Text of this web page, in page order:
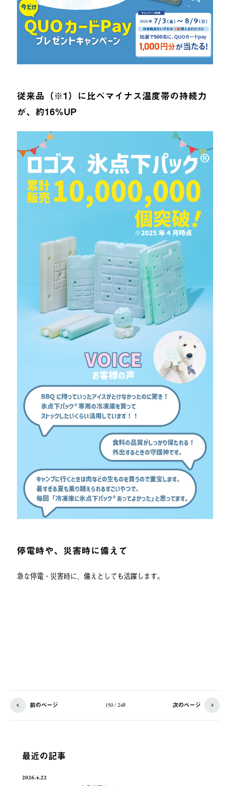
従来品（※1）に比べマイナス温度帯の持続力
が、約16%UP
停電時や、災害時に備えて
急な停電・災害時に、備えとしても活躍します。
前のページ 150 / 248 次のページ
最近の記事
2026.4.22